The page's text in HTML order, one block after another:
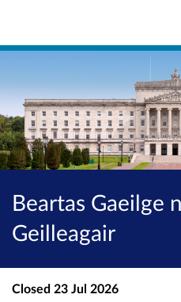
Beartas Gaeilge
Geilleagair
Closed 23 Jul 2026